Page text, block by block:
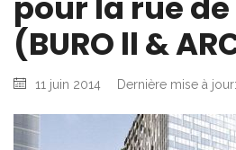
(BURO ll &
11 juin 2014 Dernière mise à